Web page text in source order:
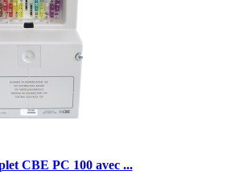
CBE PC 100 avec ...